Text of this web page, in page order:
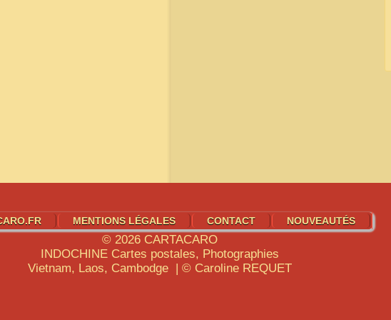
MENTIONS LÉGALES CONTACT NOUVEAUTÉS
© 2026 CARTACARO
INDOCHINE Cartes postales, Photographies
Vietnam, Laos, Cambodge | © Caroline REQUET